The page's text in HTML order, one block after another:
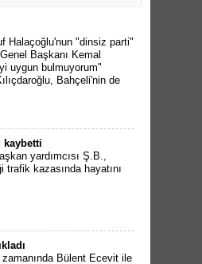
Halaçoğlu'nun "dinsiz parti"
Başkanı Kemal
uygun bulmuyorum"
Bahçeli'nin de
kaybetti
yardımcısı Ş.B.,
kazasında hayatını
Bülent Ecevit ile